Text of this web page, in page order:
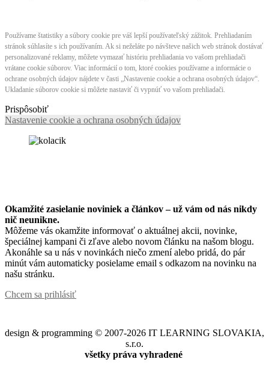
Používame štatistiky a súbory cookie pre váš lepší používateľský zážitok. Prehliadaním
stránok súhlasíte s ich používaním. Ak si neželáte po návšteve našich web stránok dostávať
personalizované reklamy, môžete vymazať históriu prehliadania vo vašom prehliadači
vrátane cookie súborov. Viac informácií o tom, ktoré cookies používame a informácie o
ochrane osobných údajov nájdete v časti „Nastavenie cookie a ochrana osobných údajov“.
Ukladanie súborov cookie si môžete nastaviť či vypnúť vo vašom prehliadači.
Prispôsobiť
Nastavenie cookie a ochrana osobných údajov
Okamžité zasielanie noviniek a článkov – už vám od nás nikdy
nič neunikne.
Môžeme vás okamžite informovať o aktuálnej akcii, novinke,
špeciálnej kampani či zľave alebo novom článku na našom blogu.
Akonáhle sa u nás v novinkách niečo zmení alebo pridá, do pár
minút vám automaticky posielame email s odkazom na novinku na
našu stránku.
Chcem sa prihlásiť
design & programming © 2007-2026 IT LEARNING SLOVAKIA,
s.r.o.
všetky práva vyhradené